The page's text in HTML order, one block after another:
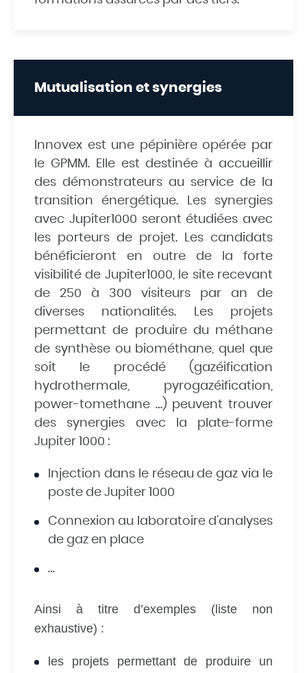
Mutualisation et synergies
Innovex est une pépinière opérée par
le GPMM. Elle est destinée à accueillir
des démonstrateurs au service de la
transition énergétique. Les synergies
avec Jupiter1000 seront étudiées avec
les porteurs de projet. Les candidats
bénéficieront en outre de la forte
visibilité de Jupiter1000, le site recevant
de 250 à 300 visiteurs par an de
diverses nationalités. Les projets
permettant de produire du méthane
de synthèse ou biométhane, quel que
soit le procédé (gazéification
hydrothermale, pyrogazéification,
power-tomethane …) peuvent trouver
des synergies avec la plate-forme
Jupiter 1000 :
Injection dans le réseau de gaz via le
poste de Jupiter 1000
Connexion au laboratoire d’analyses
de gaz en place
…
Ainsi à titre d’exemples (liste non
exhaustive) :
les projets permettant de produire un